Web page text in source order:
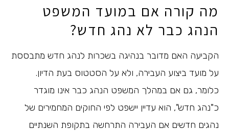
מה קורה אם במועד המשפט
הנהג כבר לא נהג חדש?
הקביעה האם מדובר בנהיגה בשכרות לנהג חדש מתבססת
על מועד ביצוע העבירה, ולא על הסטטוס בעת הדיון.
כלומר, גם אם במהלך המשפט הנהג כבר אינו מוגדר
כ"נהג חדש", הוא עדיין יישפט לפי החוקים המחמירים של
נהגים חדשים אם העבירה התרחשה בתקופת השנתיים